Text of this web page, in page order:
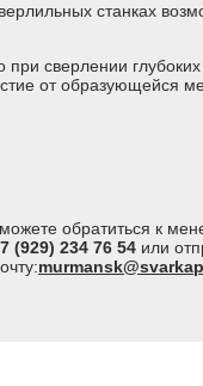
станках
при сверлении
от образующейся
обратиться к
(929) 234 76 54 или